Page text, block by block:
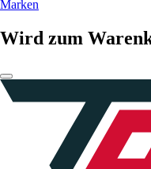
Marken
Wird zum